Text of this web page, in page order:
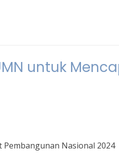
untuk
Nasional 2024